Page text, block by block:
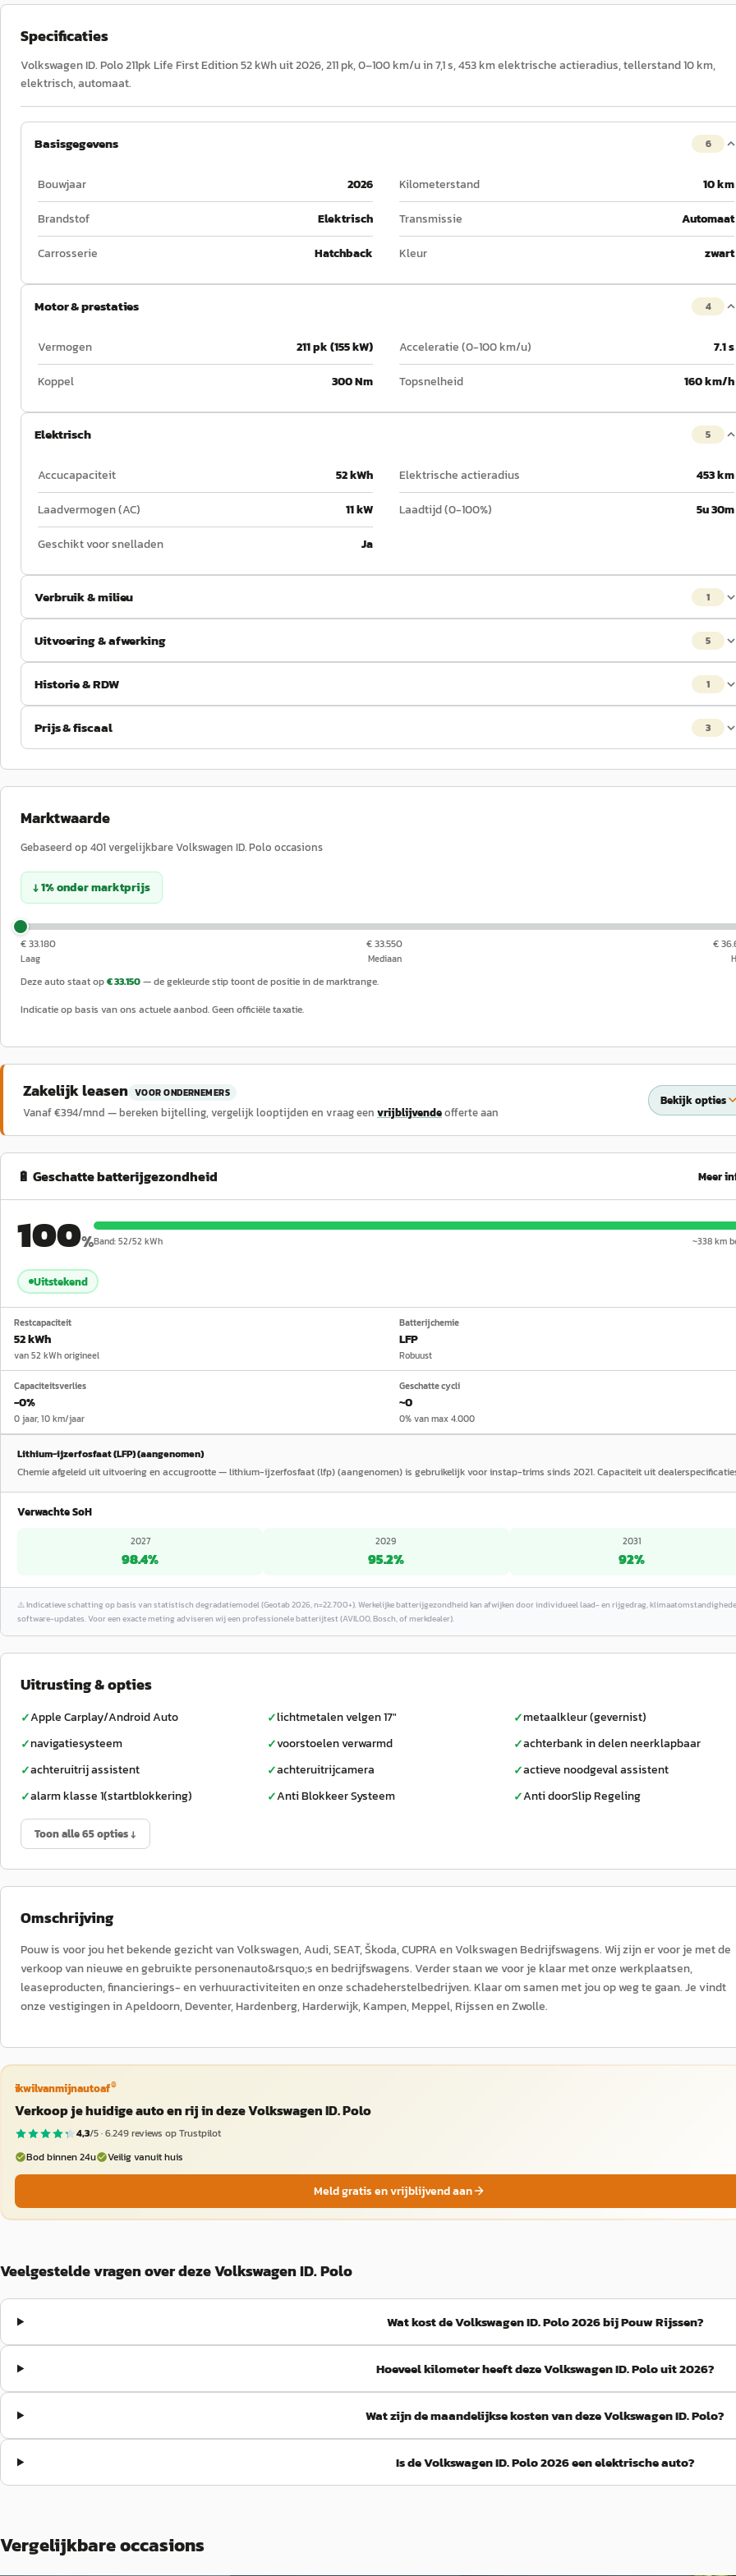
Specificaties
Volkswagen ID. Polo 211pk Life First Edition 52 kWh uit 2026, 211 pk, 0–100 km/u in 7,1 s, 453 km elektrische actieradius, tellerstand 10 km,
elektrisch, automaat.
Basisgegevens 6
Bouwjaar 2026 Kilometerstand
10 km
Brandstof
Elektrisch Transmissie
Automaat
Carrosserie
Hatchback Kleur zwart
Motor & prestaties 4
Vermogen 211 pk (155 kW) Acceleratie (0-100 km/u)
7.1 s
Koppel
300 Nm Topsnelheid 160 km/h
Elektrisch 5
Accucapaciteit 52 kWh Elektrische actieradius
453 km
Laadvermogen (AC)
11 kW Laadtijd (0-100%)
5u 30m
Geschikt voor snelladen
Ja
Verbruik & milieu 1
Uitvoering & afwerking 5
Historie & RDW 1
Prijs & fiscaal 3
Marktwaarde
Gebaseerd op 401vergelijkbareVolkswagen ID. Polo occasions
↓1%ondermarktprijs
€ 33.180
Laag
€ 33.550
Mediaan
€
Deze auto staat op€ 33.150— de gekleurde stip toont de positie in de marktrange.
Indicatie op basis van ons actuele aanbod. Geen officiële taxatie.
Zakelijk leasen VOOR ONDERNEMERS
Vanaf €394/mnd — bereken bijtelling, vergelijk looptijden en vraag een vrijblijvendeofferte aan
Bekijk opties
🔋 Geschatte batterijgezondheid Meer
100%Band:52/52 kWh ~338km
Uitstekend
Restcapaciteit
52 kWh
van 52 kWh origineel
Batterijchemie
LFP
Robuust
Capaciteitsverlies
−0%
0 jaar, 10 km/jaar
Geschatte cycli
~0
0% van max 4.000
Lithium-ijzerfosfaat (LFP) (aangenomen)
Chemie afgeleid uit uitvoering en accugrootte — lithium-ijzerfosfaat (lfp) (aangenomen) is gebruikelijk voor instap-trims sinds 2021. Capaciteit uit
Verwachte SoH
2027
98.4%
2029
95.2%
2031
92%
⚠️Indicatieve schatting op basis van statistisch degradatiemodel (Geotab 2026, n=22.700+). Werkelijke batterijgezondheid kan afwijken door individueel laad- en rijgedrag,
software-updates. Voor een exacte meting adviseren wij een professionele batterijtest (AVILOO, Bosch, of merkdealer).
Uitrusting & opties
✓Apple Carplay/Android Auto ✓lichtmetalen velgen 17" ✓metaalkleur (gevernist)
✓navigatiesysteem ✓voorstoelen verwarmd ✓achterbank in delen neerklapbaar
✓achteruitrij assistent ✓achteruitrijcamera ✓actieve noodgeval assistent
✓alarm klasse 1(startblokkering) ✓Anti Blokkeer Systeem ✓Anti doorSlip Regeling
Toon alle 65 opties ↓
Omschrijving
Pouw is voor jou het bekende gezicht van Volkswagen, Audi, SEAT, Škoda, CUPRA en Volkswagen Bedrijfswagens. Wij zijn er voor je met de
verkoop van nieuwe en gebruikte personenauto&rsquo;s en bedrijfswagens. Verder staan we voor je klaar met onze werkplaatsen,
leaseproducten, financierings- en verhuuractiviteiten en onze schadeherstelbedrijven. Klaar om samen met jou op weg te gaan. Je vindt
onze vestigingen in Apeldoorn, Deventer, Hardenberg, Harderwijk, Kampen, Meppel, Rijssen en Zwolle.
ikwilvanmijnautoaf®
Verkoop je huidige auto en rij in deze Volkswagen ID. Polo
4,3/5 ·6.249reviews op Trustpilot
Bod binnen 24u
Veilig vanuit huis
Meld gratis en vrijblijvend aan
Veelgestelde vragen over deze Volkswagen ID. Polo
Wat kost de Volkswagen ID. Polo 2026 bij Pouw Rijssen?
Hoeveel kilometer heeft deze Volkswagen ID. Polo uit 2026?
Wat zijn de maandelijkse kosten van deze Volkswagen ID. Polo?
Is de Volkswagen ID. Polo 2026 een elektrische auto?
Vergelijkbare occasions